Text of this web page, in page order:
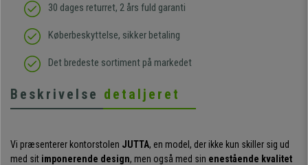
30 dages returret, 2 års fuld garanti
Køberbeskyttelse, sikker betaling
Det bredeste sortiment på markedet
Beskrivelse detaljeret
Vi præsenterer kontorstolen JUTTA, en model, der ikke kun skiller sig ud
med sit imponerende design, men også med sin enestående kvalitet